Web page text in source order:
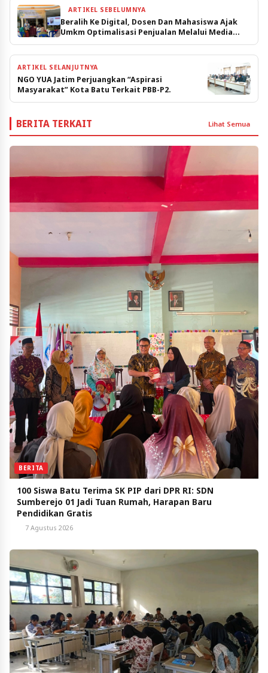
ARTIKEL SEBELUMNYA
Beralih Ke Digital, Dosen Dan Mahasiswa Ajak
Umkm Optimalisasi Penjualan Melalui Media
Sosial
ARTIKEL SELANJUTNYA
NGO YUA Jatim Perjuangkan “Aspirasi
Masyarakat” Kota Batu Terkait PBB-P2.
BERITA TERKAIT Lihat Semua
BERITA
100 Siswa Batu Terima SK PIP dari DPR RI: SDN
Sumberejo 01 Jadi Tuan Rumah, Harapan Baru
Pendidikan Gratis
7 Agustus 2026